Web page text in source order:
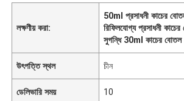
লক্ষণীয় করা:
50ml প্রসাধনী কাচের
রিফিলযোগ্য প্রসাধনী
সুগন্ধি 30ml কাচের বোতল
উৎপত্তি স্থল চীন
ডেলিভারি সময় 10